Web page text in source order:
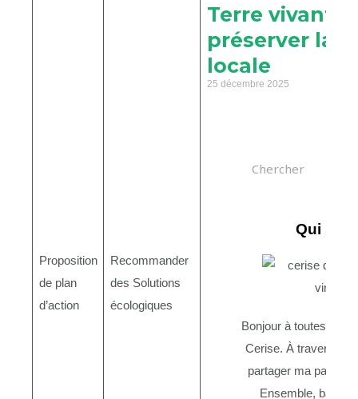
Proposition
de plan
d’action
Recommander
des Solutions
écologiques
Terre vivante
préserver la
locale
25 décembre 2025
Qui
Bonjour à toutes et à
Cerise. À travers ce
partager ma passion
Ensemble,